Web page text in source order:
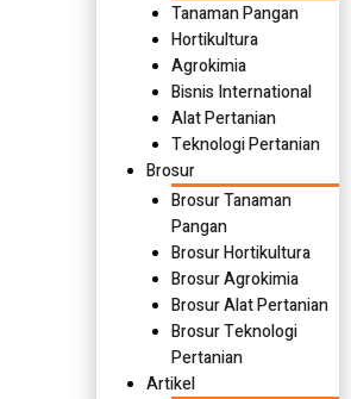
Tanaman Pangan
Hortikultura
Agrokimia
Bisnis International
Alat Pertanian
Teknologi Pertanian
Brosur
Brosur Tanaman
Pangan
Brosur Hortikultura
Brosur Agrokimia
Brosur Alat Pertanian
Brosur Teknologi
Pertanian
Artikel